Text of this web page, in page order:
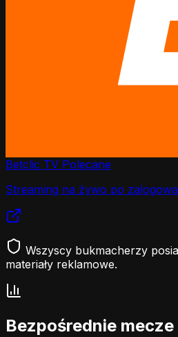
Betclic TV Polecane
Streaming na żywo po
Wszyscy bukmacherzy
materiały reklamowe.
Bezpośrednie mecze